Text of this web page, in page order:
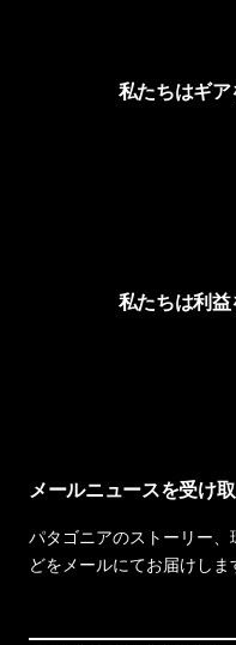
私たちはギア
私たちは利益
メールニュースを受け
パタゴニアのストーリー
どをメールにてお届けしま